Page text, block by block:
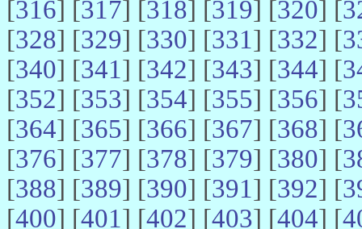
[316] [317] [318] [319] [320] [
[328] [329] [330] [331] [332] [
[340] [341] [342] [343] [344] [
[352] [353] [354] [355] [356] [
[364] [365] [366] [367] [368] [
[376] [377] [378] [379] [380] [
[388] [389] [390] [391] [392] [
[400] [401] [402] [403] [404] [